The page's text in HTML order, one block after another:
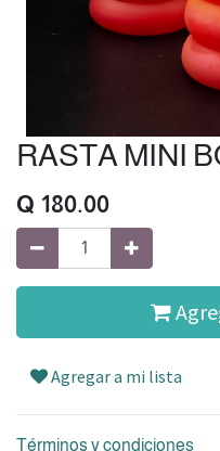
RASTA MINI
Q 180.00
Agregar a mi lista
Términos y condiciones